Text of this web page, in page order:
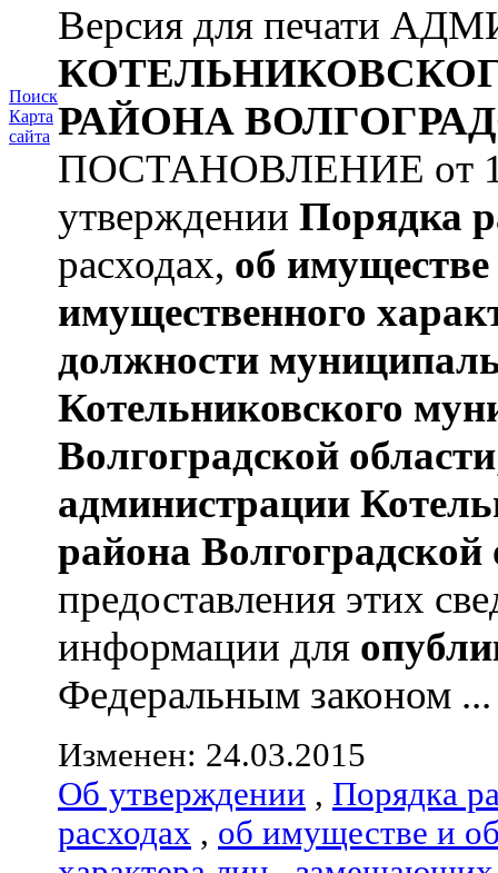
Поиск
Карта
сайта
Версия для печати
РАЙОНА
ПОСТАНОВЛЕНИЕ от
утверждении Порядка
расходах, об имуществе
имущественного
должности
Котельниковского
Волгоградской области
администрации
района Волгоградской
предоставления этих
информации для
Федеральным законом ...
Изменен: 24.03.2015
Об утверждении , Порядка
расходах , об имуществе и